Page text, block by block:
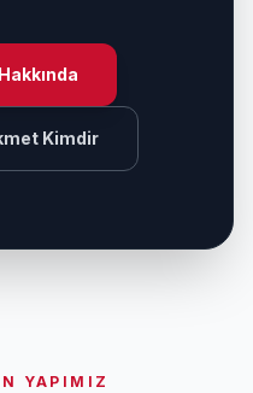
Kimdir
YAPIMIZ